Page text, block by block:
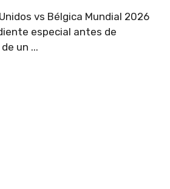
vs Bélgica Mundial 2026
especial antes de
un ...